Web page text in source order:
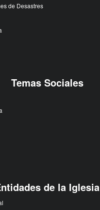
de Desastres
Temas Sociales
de la Iglesia